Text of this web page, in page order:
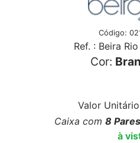
Código:
Ref. : Beira
Cor:
Valor
Caixa com 8 Pares
à